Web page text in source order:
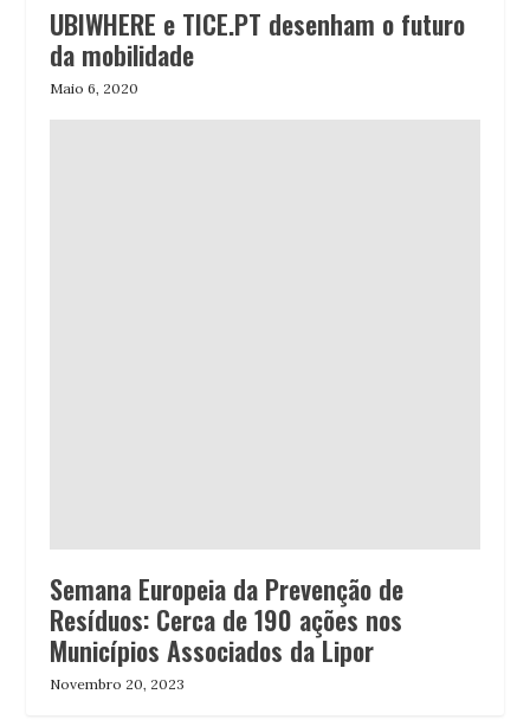
UBIWHERE e TICE.PT desenham o futuro
da mobilidade
Maio 6, 2020
Semana Europeia da Prevenção de
Resíduos: Cerca de 190 ações nos
Municípios Associados da Lipor
Novembro 20, 2023